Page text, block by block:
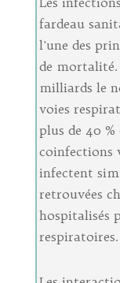
fardeau
l'une des
de mortalité.
milliards le
voies
plus de 40 %
coinfections
infectent
retrouvées
hospitalisés
respiratoires.